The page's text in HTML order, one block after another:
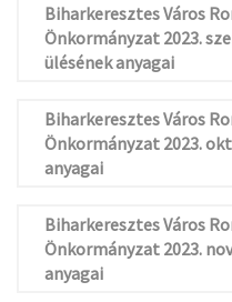
Biharkeresztes Város
Önkormányzat 2023.
ülésének anyagai
Biharkeresztes Város
Önkormányzat 2023.
anyagai
Biharkeresztes Város
Önkormányzat 2023.
anyagai